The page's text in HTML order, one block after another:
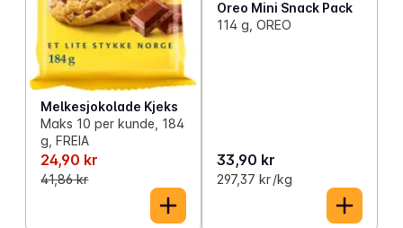
Melkesjokolade Kjeks
Maks 10 per kunde, 184
g, FREIA
24,90 kr
41,86 kr
Oreo Mini Snack Pack
114 g, OREO
33,90 kr
297,37 kr /kg